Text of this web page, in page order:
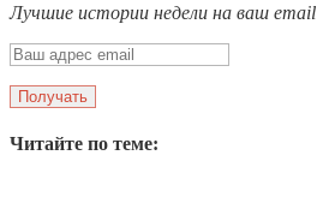
Лучшие истории недели на ваш email
Читайте по теме: